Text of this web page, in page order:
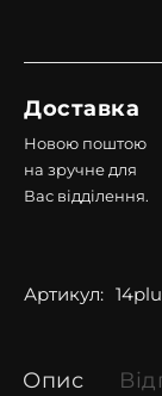
Доставка
Новою поштою
на зручне для
Вас відділення.
Артикул:
Опис